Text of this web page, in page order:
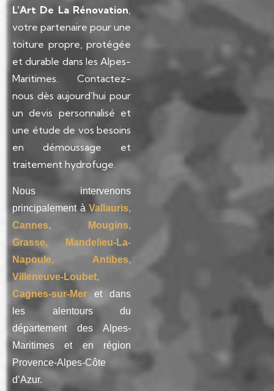
L’Art De La Rénovation
votre partenaire pour une
toiture propre, protégée
et durable dans les Alpes-
Maritimes. Contactez-
nous dès aujourd’hui pour
un devis personnalisé et
une étude de vos besoins
en démoussage et
traitement hydrofuge.
Nous intervenons
principalement à Vallauris,
Cannes, Mougins,
Grasse, Mandelieu-La-
Napoule, Antibes,
Villeneuve-Loubet,
Cagnes-sur-Mer et dans
les alentours du
département des Alpes-
Maritimes et en région
Provence-Alpes-Côte
d’Azur.